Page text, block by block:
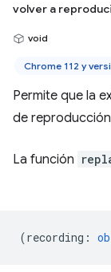
volver a
void
Chrome 112 y
Permite que la
de
La función
(recording :